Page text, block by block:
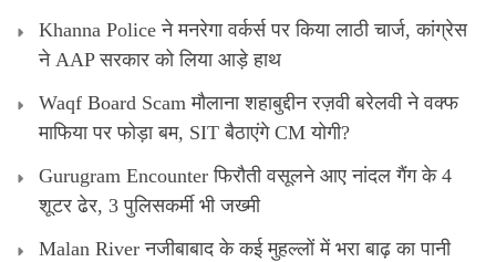
Khanna Police ने मनरेगा वर्कर्स पर किया लाठी चार्ज, कांग्रेस
ने AAP सरकार को लिया आड़े हाथ
Waqf Board Scam मौलाना शहाबुद्दीन रज़वी बरेलवी ने वक्फ
माफिया पर फोड़ा बम, SIT बैठाएंगे CM योगी?
Gurugram Encounter फिरौती वसूलने आए नांदल गैंग के 4
शूटर ढेर, 3 पुलिसकर्मी भी जख्मी
Malan River नजीबाबाद के कई मुहल्लों में भरा बाढ़ का पानी